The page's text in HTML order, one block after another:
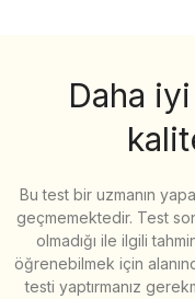
Daha iyi
Bu test bir uzmanın
geçmemektedir. Test
olmadığı ile ilgili
öğrenebilmek için
testi yaptırmanız